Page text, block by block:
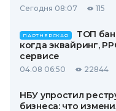
Сегодня 08:07 115
ПАРТНЕРСКАЯ
ТОП
когда эквайринг,
сервисе
04.08 06:50 22844
НБУ упростил
бизнеса: что